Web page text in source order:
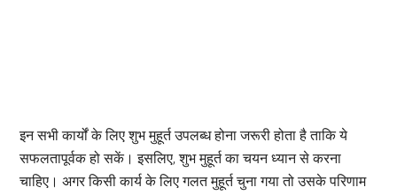
इन सभी कार्यों के लिए शुभ मुहूर्त उपलब्ध होना जरूरी होता है ताकि ये
सफलतापूर्वक हो सकें। इसलिए, शुभ मुहूर्त का चयन ध्यान से करना
चाहिए। अगर किसी कार्य के लिए गलत मुहूर्त चुना गया तो उसके परिणाम